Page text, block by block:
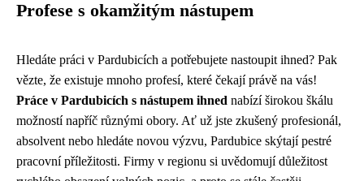
Profese s okamžitým nástupem
Hledáte práci v Pardubicích a potřebujete nastoupit ihned? Pak
vězte, že existuje mnoho profesí, které čekají právě na vás!
Práce v Pardubicích s nástupem ihned nabízí širokou škálu
možností napříč různými obory. Ať už jste zkušený profesionál,
absolvent nebo hledáte novou výzvu, Pardubice skýtají pestré
pracovní příležitosti. Firmy v regionu si uvědomují důležitost